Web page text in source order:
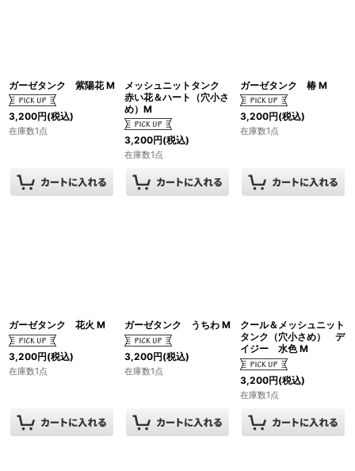
ガーゼタンク 紫陽花 M
3,200円(税込)
在庫数1点
メッシュニットタンク
赤い花＆ハート（穴小さ
め）M
3,200円(税込)
在庫数1点
ガーゼタンク 椿 M
3,200円(税込)
在庫数1点
ガーゼタンク 花火 M
3,200円(税込)
在庫数1点
ガーゼタンク うちわ M
3,200円(税込)
在庫数1点
クール＆メッシュニット
タンク（穴小さめ） デ
イジー 水色 M
3,200円(税込)
在庫数1点